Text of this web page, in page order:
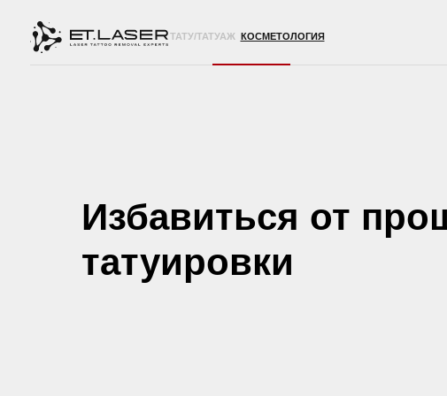
ТАТУ/ТАТУАЖ КОСМЕТОЛОГИЯ
Избавиться от
татуировки